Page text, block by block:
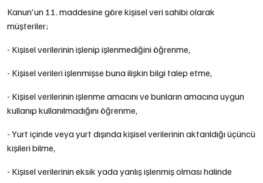
Kanun'un 11. maddesine göre kişisel veri sahibi olarak
müşteriler;
- Kişisel verilerinin işlenip işlenmediğini öğrenme,
- Kişisel verileri işlenmişse buna ilişkin bilgi talep etme,
- Kişisel verilerinin işlenme amacını ve bunların amacına uygun
kullanıp kullanılmadığını öğrenme,
- Yurt içinde veya yurt dışında kişisel verilerinin aktarıldığı üçüncü
kişileri bilme,
- Kişisel verilerinin eksik yada yanlış işlenmiş olması halinde